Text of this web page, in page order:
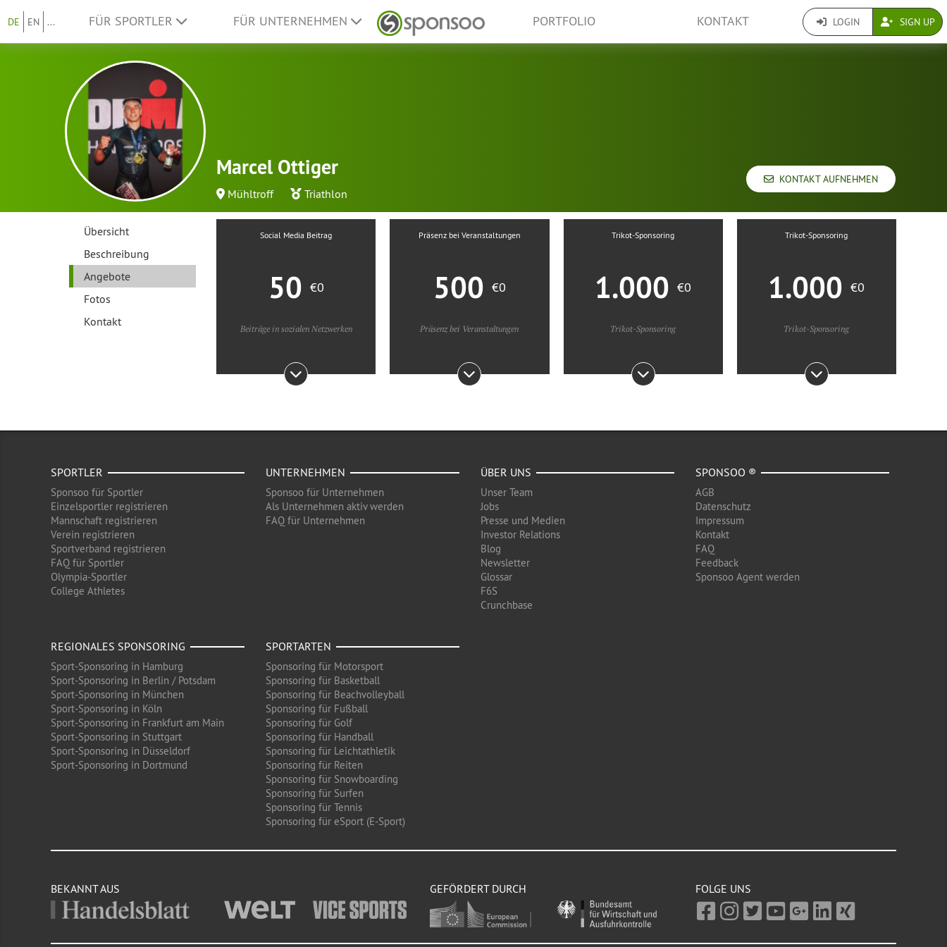
DE EN ... FÜR SPORTLER FÜR UNTERNEHMEN PORTFOLIO KONTAKT LOGIN SIGN UP
Marcel Ottiger
Mühltroff Triathlon
KONTAKT AUFNEHMEN
Übersicht
Beschreibung
Angebote
Fotos
Kontakt
Social Media Beitrag
50 €0
Beiträge in sozialen Netzwerken
Präsenz bei Veranstaltungen
500 €0
Präsenz bei Veranstaltungen
Trikot-Sponsoring
1.000€0
Trikot-Sponsoring
Trikot-Sponsoring
1.000€0
Trikot-Sponsoring
SPORTLER
Sponsoo für Sportler
Einzelsportler registrieren
Mannschaft registrieren
Verein registrieren
Sportverband registrieren
FAQ für Sportler
Olympia-Sportler
College Athletes
UNTERNEHMEN
Sponsoo für Unternehmen
Als Unternehmen aktiv werden
FAQ für Unternehmen
ÜBER UNS
Unser Team
Jobs
Presse und Medien
Investor Relations
Blog
Newsletter
Glossar
F6S
Crunchbase
SPONSOO ®
AGB
Datenschutz
Impressum
Kontakt
FAQ
Feedback
Sponsoo Agent werden
REGIONALES SPONSORING
Sport-Sponsoring in Hamburg
Sport-Sponsoring in Berlin / Potsdam
Sport-Sponsoring in München
Sport-Sponsoring in Köln
Sport-Sponsoring in Frankfurt am Main
Sport-Sponsoring in Stuttgart
Sport-Sponsoring in Düsseldorf
Sport-Sponsoring in Dortmund
SPORTARTEN
Sponsoring für Motorsport
Sponsoring für Basketball
Sponsoring für Beachvolleyball
Sponsoring für Fußball
Sponsoring für Golf
Sponsoring für Handball
Sponsoring für Leichtathletik
Sponsoring für Reiten
Sponsoring für Snowboarding
Sponsoring für Surfen
Sponsoring für Tennis
Sponsoring für eSport (E-Sport)
BEKANNT AUS GEFÖRDERT DURCH FOLGE UNS